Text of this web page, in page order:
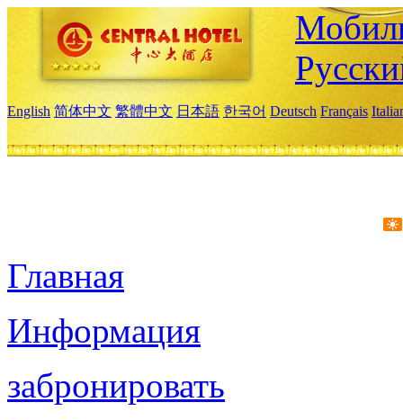
English 简体中文 繁體中文 日本語 한국어 Deutsch Français
Главная
Информация
забронировать